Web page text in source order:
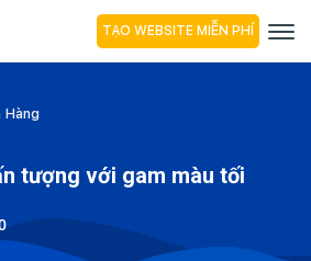
TẠO WEBSITE MIỄN PHÍ
Hàng
tượng với gam màu tối